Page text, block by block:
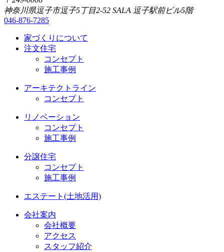
神奈川県逗子市逗子5丁目2-52 SALA 逗子駅前ビル5階
046-876-7285
家づくりについて
注文住宅
コンセプト
施工事例
アーキテクトライン
コンセプト
リノベーション
コンセプト
施工事例
分譲住宅
コンセプト
施工事例
エステート(土地活用)
会社案内
会社概要
アクセス
スタッフ紹介